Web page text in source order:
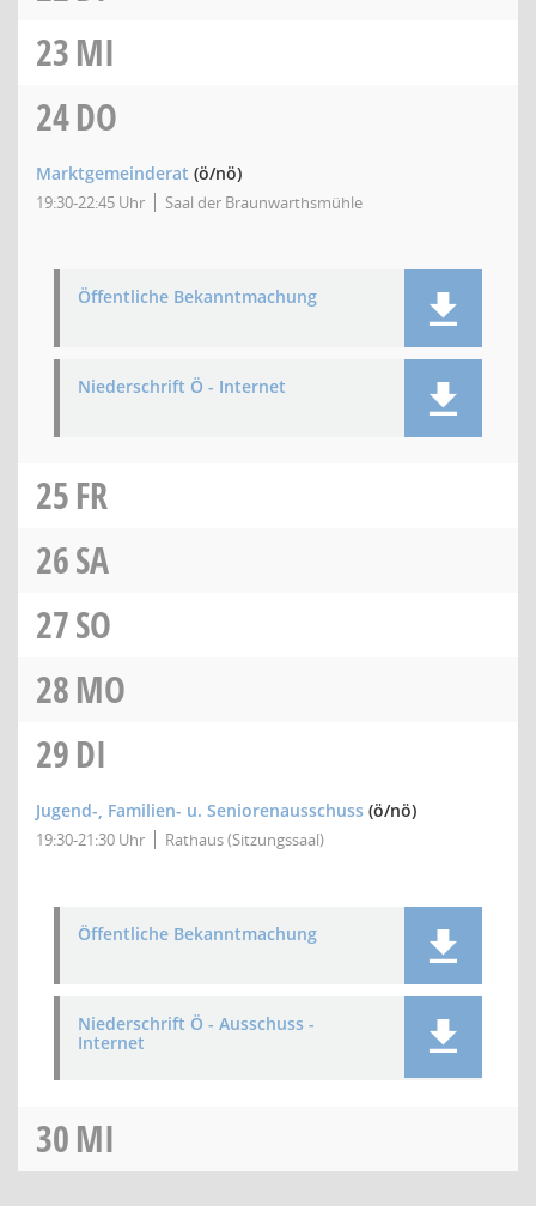
23MI
24DO
Marktgemeinderat (ö/nö)
19:30-22:45 Uhr Saal der Braunwarthsmühle
Öffentliche Bekanntmachung
Niederschrift Ö - Internet
25FR
26SA
27SO
28MO
29DI
Jugend-, Familien- u. Seniorenausschuss (ö/nö)
19:30-21:30 Uhr Rathaus (Sitzungssaal)
Öffentliche Bekanntmachung
Niederschrift Ö - Ausschuss -
Internet
30MI